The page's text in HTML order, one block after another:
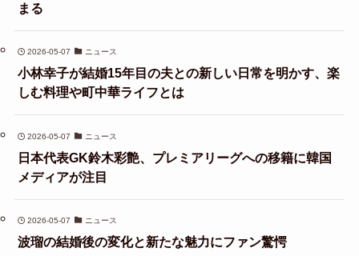
まる
2026-05-07 ニュース
小林幸子が結婚15年目の夫との新しい日常を明かす、楽
しむ料理や町中華ライフとは
2026-05-07 ニュース
日本代表GK鈴木彩艶、プレミアリーグへの移籍に韓国
メディアが注目
2026-05-07 ニュース
波瑠の結婚後の変化と新たな魅力にファン驚愕